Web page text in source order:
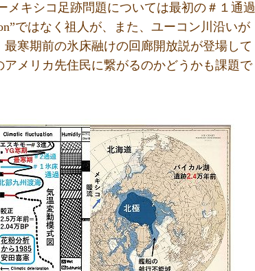
メキシコ足跡問題については最初の＃１通過
ではなく祖人が、また、ユーコン川沿いが
寒期前の氷床融けの回廊開放説が登場して
メリカ先住民に繋がるのかどうかも課題で